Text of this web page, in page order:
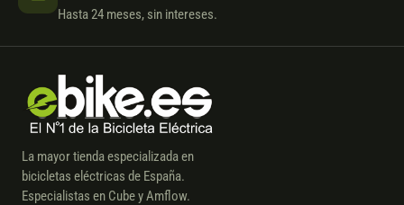
Hasta 24 meses, sin intereses.
La mayor tienda especializada en
bicicletas eléctricas de España.
Especialistas en Cube y Amflow.